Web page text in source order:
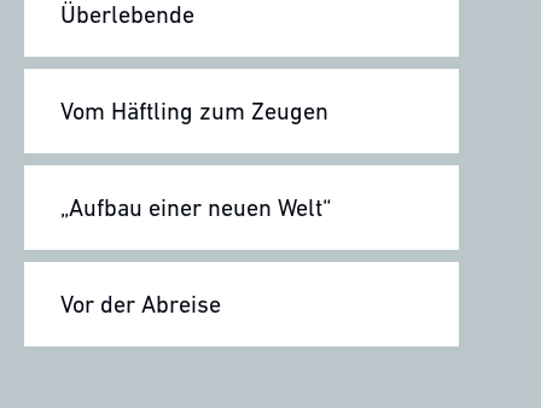
Überlebende
Vom Häftling zum Zeugen
„Aufbau einer neuen Welt“
Vor der Abreise